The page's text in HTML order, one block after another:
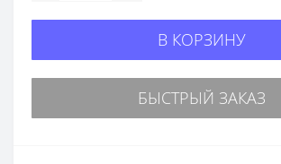
В КОРЗИНУ
БЫСТРЫЙ ЗАКАЗ